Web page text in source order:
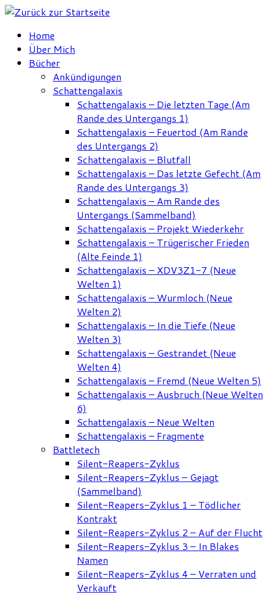
Zum
springenHome
Über Mich
Bücher
Ankündigungen
Schattengalaxis
Schattengalaxis – Die letzten Tage (Am
Rande des Untergangs 1)
Schattengalaxis – Feuertod (Am Rande
des Untergangs 2)
Schattengalaxis – Blutfall
Schattengalaxis – Das letzte Gefecht (Am
Rande des Untergangs 3)
Schattengalaxis – Am Rande des
Untergangs (Sammelband)
Schattengalaxis – Projekt Wiederkehr
Schattengalaxis – Trügerischer Frieden
(Alte Feinde 1)
Schattengalaxis – XDV3Z1-7 (Neue
Welten 1)
Schattengalaxis – Wurmloch (Neue
Welten 2)
Schattengalaxis – In die Tiefe (Neue
Welten 3)
Schattengalaxis – Gestrandet (Neue
Welten 4)
Schattengalaxis – Fremd (Neue Welten 5)
Schattengalaxis – Ausbruch (Neue Welten
6)
Schattengalaxis – Neue Welten
Schattengalaxis – Fragmente
Battletech
Silent-Reapers-Zyklus
Silent-Reapers-Zyklus – Gejagt
(Sammelband)
Silent-Reapers-Zyklus 1 – Tödlicher
Kontrakt
Silent-Reapers-Zyklus 2 – Auf der Flucht
Silent-Reapers-Zyklus 3 – In Blakes
Namen
Silent-Reapers-Zyklus 4 – Verraten und
Verkauft